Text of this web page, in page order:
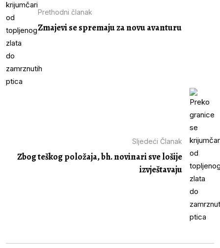
Prethodni članak
Zmajevi se spremaju za novu avanturu
Sljedeći Članak
Zbog teškog položaja, bh. novinari sve lošije
izvještavaju